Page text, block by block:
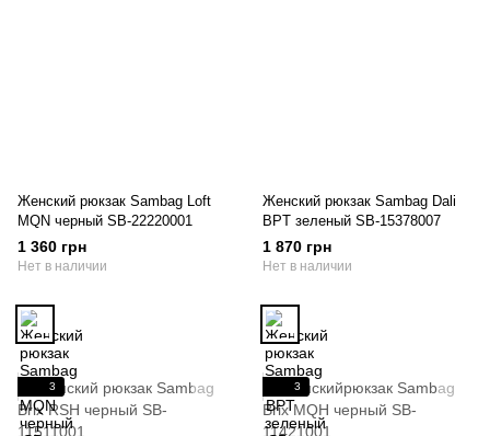
Женский рюкзак Sambag Loft
MQN черный SB-22220001
1 360 грн
Нет в наличии
Женский рюкзак Sambag Dali
BPT зеленый SB-15378007
1 870 грн
Нет в наличии
3 3